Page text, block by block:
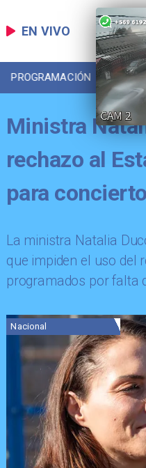
EN VIVO
PROGRAMACIÓN
Ministra
rechazo al
para
La ministra Natalia
que impiden el uso del
programados por falta
Nacional